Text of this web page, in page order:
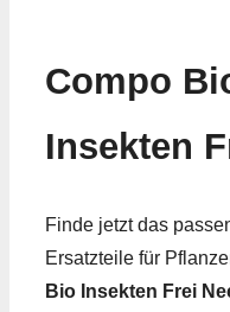
Compo
Insekten
Finde jetzt das
Ersatzteile für
Bio Insekten Frei